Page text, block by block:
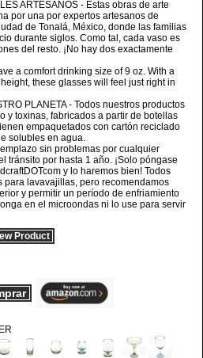
ARTESANOS - Estas obras de arte
por una por expertos artesanos de
de Tonalá, México, donde las familias
durante siglos. Como tal, cada vaso es
del resto. ¡No hay dos exactamente
a comfort drinking size of 9 oz. With a
these glasses will feel just right in
PLANETA - Todos nuestros productos
y toxinas, fabricados a partir de botellas
empaquetados con cartón reciclado
solubles en agua.
sin problemas por cualquier
tránsito por hasta 1 año. ¡Solo póngase
y lo haremos bien! Todos
para lavavajillas, pero recomendamos
y permitir un período de enfriamiento
en el microondas ni lo use para servir
Product